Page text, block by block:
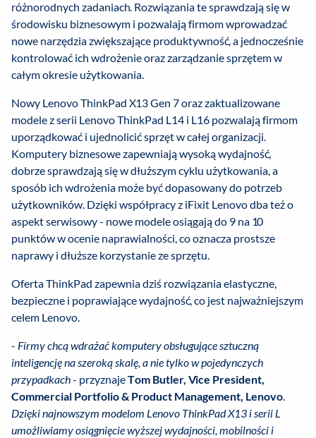
różnorodnych zadaniach. Rozwiązania te sprawdzają się w
środowisku biznesowym i pozwalają firmom wprowadzać
nowe narzędzia zwiększające produktywność, a jednocześnie
kontrolować ich wdrożenie oraz zarządzanie sprzętem w
całym okresie użytkowania.
Nowy Lenovo ThinkPad X13 Gen 7 oraz zaktualizowane
modele z serii Lenovo ThinkPad L14 i L16 pozwalają firmom
uporządkować i ujednolicić sprzęt w całej organizacji.
Komputery biznesowe zapewniają wysoką wydajność,
dobrze sprawdzają się w dłuższym cyklu użytkowania, a
sposób ich wdrożenia może być dopasowany do potrzeb
użytkowników. Dzięki współpracy z iFixit Lenovo dba też o
aspekt serwisowy - nowe modele osiągają do 9 na 10
punktów w ocenie naprawialności, co oznacza prostsze
naprawy i dłuższe korzystanie ze sprzętu.
Oferta ThinkPad zapewnia dziś rozwiązania elastyczne,
bezpieczne i poprawiające wydajność, co jest najważniejszym
celem Lenovo.
- Firmy chcą wdrażać komputery obsługujące sztuczną
inteligencję na szeroką skalę, a nie tylko w pojedynczych
przypadkach- przyznajeTom Butler, Vice President,
Commercial Portfolio & Product Management, Lenovo.
Dzięki najnowszym modelom Lenovo ThinkPad X13 i serii L
umożliwiamy osiągnięcie wyższej wydajności, mobilności i